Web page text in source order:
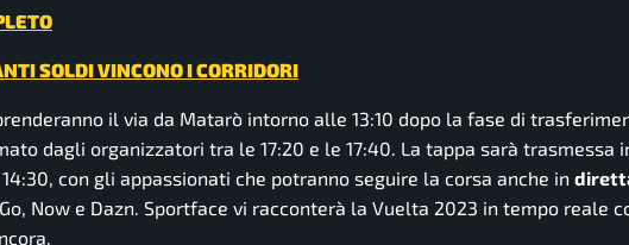
SOLDI VINCONO I CORRIDORI
il via da Matarò intorno alle 13:10 dopo la fase di
dagli organizzatori tra le 17:20 e le 17:40. La tappa sarà trasmessa
con gli appassionati che potranno seguire la corsa anche in
Now e Dazn. Sportface vi racconterà la Vuelta 2023 in tempo reale